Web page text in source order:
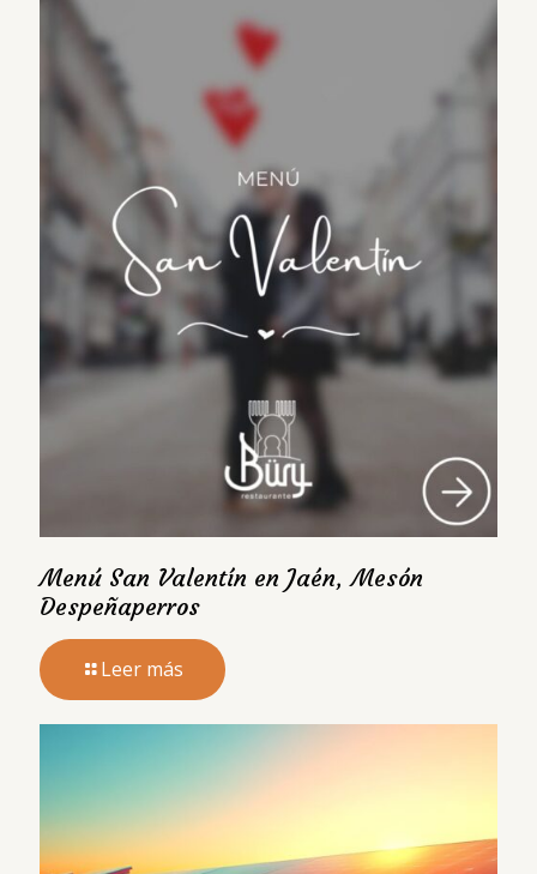
Menú San Valentín en Jaén, Mesón
Despeñaperros
Leer más